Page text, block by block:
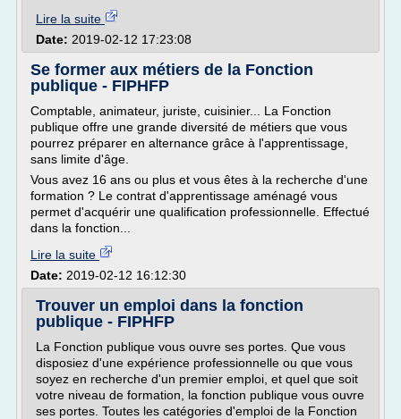
Lire la suite
Date: 2019-02-12 17:23:08
Se former aux métiers de la Fonction
publique - FIPHFP
Comptable, animateur, juriste, cuisinier... La Fonction
publique offre une grande diversité de métiers que vous
pourrez préparer en alternance grâce à l'apprentissage,
sans limite d'âge.
Vous avez 16 ans ou plus et vous êtes à la recherche d'une
formation ? Le contrat d'apprentissage aménagé vous
permet d'acquérir une qualification professionnelle. Effectué
dans la fonction...
Lire la suite
Date: 2019-02-12 16:12:30
Trouver un emploi dans la fonction
publique - FIPHFP
La Fonction publique vous ouvre ses portes. Que vous
disposiez d'une expérience professionnelle ou que vous
soyez en recherche d'un premier emploi, et quel que soit
votre niveau de formation, la fonction publique vous ouvre
ses portes. Toutes les catégories d'emploi de la Fonction